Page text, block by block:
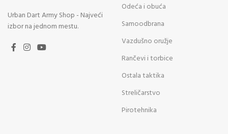
Urban Dart Army Shop - Najveći
izbor na jednom mestu.
Odeća i obuća
Samoodbrana
Vazdušno oružje
Rančevi i torbice
Ostala taktika
Streličarstvo
Pirotehnika